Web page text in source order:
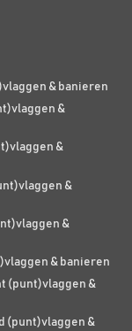
& banieren
&
&
&
&
& banieren
(punt)vlaggen &
(punt)vlaggen &